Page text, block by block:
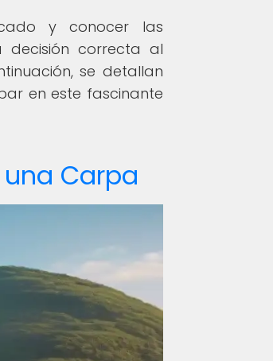
y conocer las
correcta al
se detallan
en este fascinante
Carpa